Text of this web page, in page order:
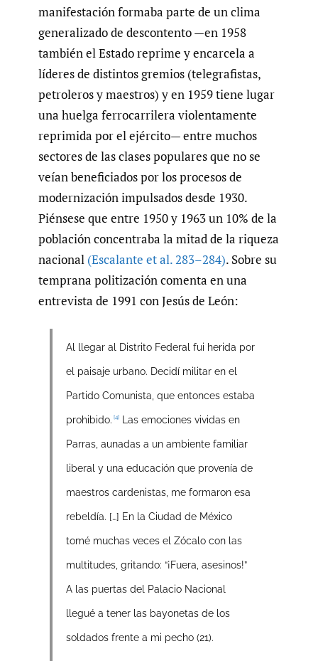
manifestación formaba parte de un clima
generalizado de descontento —en 1958
también el Estado reprime y encarcela a
líderes de distintos gremios (telegrafistas,
petroleros y maestros) y en 1959 tiene lugar
una huelga ferrocarrilera violentamente
reprimida por el ejército— entre muchos
sectores de las clases populares que no se
veían beneficiados por los procesos de
modernización impulsados desde 1930.
Piénsese que entre 1950 y 1963 un 10% de la
población concentraba la mitad de la riqueza
nacional (Escalante et al. 283–284). Sobre su
temprana politización comenta en una
entrevista de 1991 con Jesús de León:
Al llegar al Distrito Federal fui herida por
el paisaje urbano. Decidí militar en el
Partido Comunista, que entonces estaba
prohibido. [4]Las emociones vividas en
Parras, aunadas a un ambiente familiar
liberal y una educación que provenía de
maestros cardenistas, me formaron esa
rebeldía. […] En la Ciudad de México
tomé muchas veces el Zócalo con las
multitudes, gritando: “¡Fuera, asesinos!”
A las puertas del Palacio Nacional
llegué a tener las bayonetas de los
soldados frente a mi pecho (21).